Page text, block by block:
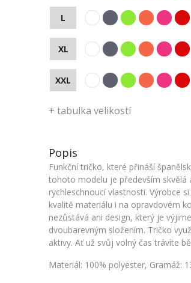
L
XL
XXL
+ tabulka velikostí
Popis
Funkční tričko, které přináší
tohoto modelu je především skvělá
rychleschnoucí vlastnosti. Výrobce
kvalitě materiálu i na opravdovém
nezůstává ani design, který je
dvoubarevným složením. Tričko
aktivy. Ať už svůj volný čas trávíte
Materiál: 100% polyester, Gramáž: